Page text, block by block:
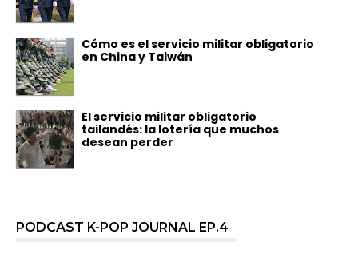
Cómo es el servicio militar obligatorio
en China y Taiwán
El servicio militar obligatorio
tailandés: la lotería que muchos
desean perder
PODCAST K-POP JOURNAL EP.4